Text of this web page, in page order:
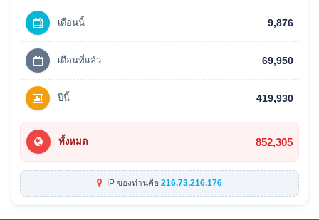
เดือนนี้ 9,876
เดือนที่แล้ว 69,950
ปีนี้ 419,930
ทั้งหมด 852,305
IP ของท่านคือ 216.73.216.176